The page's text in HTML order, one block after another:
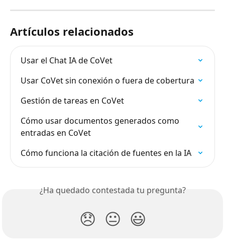
Artículos relacionados
Usar el Chat IA de CoVet
Usar CoVet sin conexión o fuera de cobertura
Gestión de tareas en CoVet
Cómo usar documentos generados como
entradas en CoVet
Cómo funciona la citación de fuentes en la IA
¿Ha quedado contestada tu pregunta?
😞 😐 😃